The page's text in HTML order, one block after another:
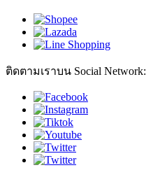
ติดตามเราบน Social Network: